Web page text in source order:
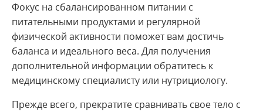
Фокус на сбалансированном питании с
питательными продуктами и регулярной
физической активности поможет вам достичь
баланса и идеального веса. Для получения
дополнительной информации обратитесь к
медицинскому специалисту или нутрициологу.
Прежде всего, прекратите сравнивать свое тело с